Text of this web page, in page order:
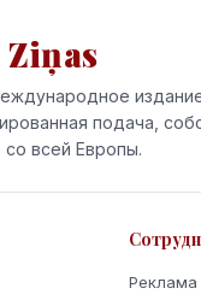
подача,
всей Европы.
Реклама